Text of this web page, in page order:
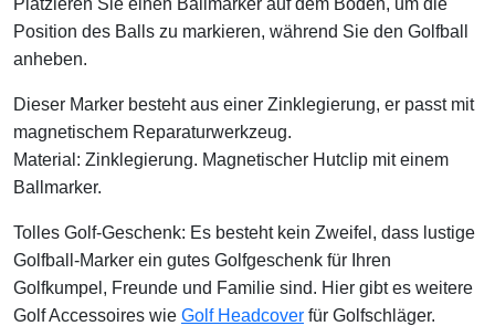
Platzieren Sie einen Ballmarker auf dem Boden, um die
Position des Balls zu markieren, während Sie den Golfball
anheben.
Dieser Marker besteht aus einer Zinklegierung, er passt mit
magnetischem Reparaturwerkzeug.
Material: Zinklegierung. Magnetischer Hutclip mit einem
Ballmarker.
Tolles Golf-Geschenk: Es besteht kein Zweifel, dass lustige
Golfball-Marker ein gutes Golfgeschenk für Ihren
Golfkumpel, Freunde und Familie sind. Hier gibt es weitere
Golf Accessoires wie Golf Headcover für Golfschläger.